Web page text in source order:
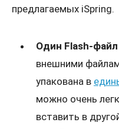
предлагаемых iSpring.
Один Flash-файл
внешними
упакована в
можно очень
вставить в